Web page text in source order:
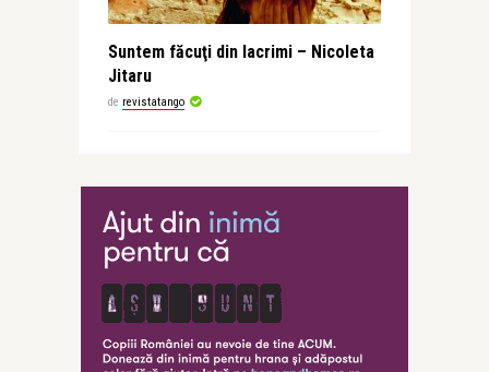
Suntem făcuţi din lacrimi – Nicoleta
Jitaru
de revistatango